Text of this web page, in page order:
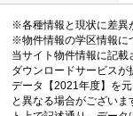
※各種情報と現状に差異
※物件情報の学区情報に
当サイト物件情報に記
ダウンロードサービス
データ【2021年度】を
と異なる場合がござい